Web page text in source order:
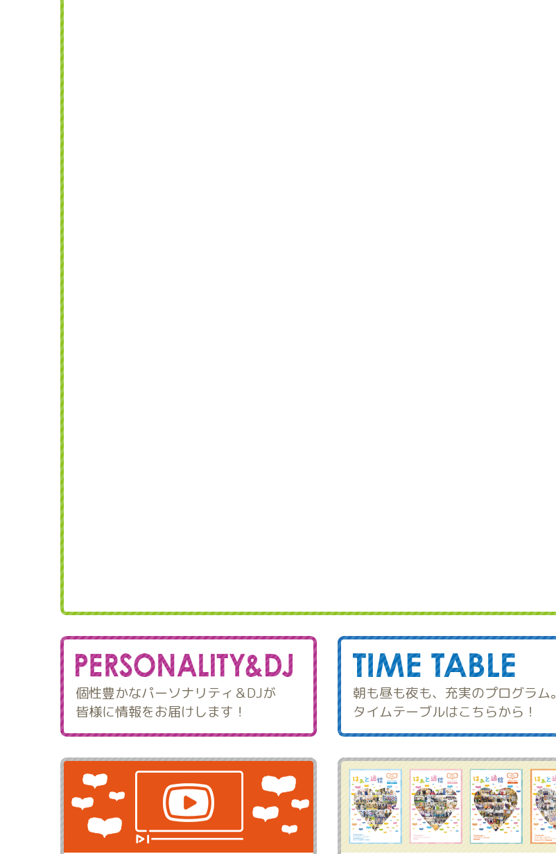
個性豊かなパーソナリティ＆DJが
皆様に情報をお届けします！
朝も昼も夜も、充実のプログラム。
タイムテーブルはこちらから！